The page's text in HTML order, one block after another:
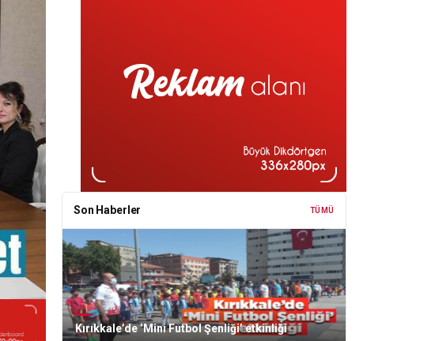
Son Haberler TÜMÜ
Kırıkkale’de ’Mini Futbol Şenliği’ etkinliği